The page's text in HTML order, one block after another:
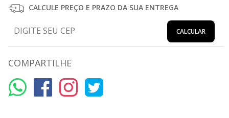
CALCULE PREÇO E PRAZO DA SUA ENTREGA
CALCULAR
COMPARTILHE